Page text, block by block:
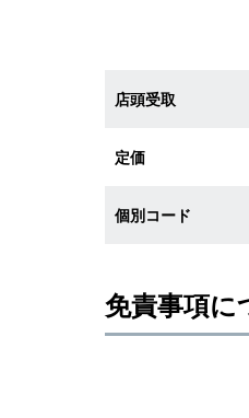
店頭受取
定価
個別コード
免責事項に